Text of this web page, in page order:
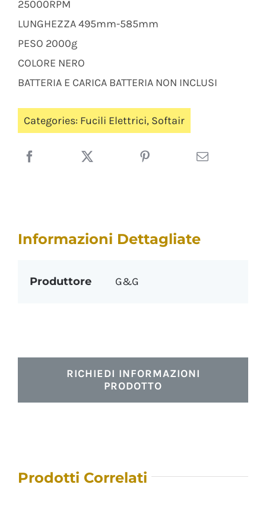
25000RPM
LUNGHEZZA 495mm-585mm
PESO 2000g
COLORE NERO
BATTERIA E CARICA BATTERIA NON INCLUSI
Categories: Fucili Elettrici, Softair
Informazioni Dettagliate
Produttore G&G
RICHIEDI INFORMAZIONI
PRODOTTO
Prodotti Correlati